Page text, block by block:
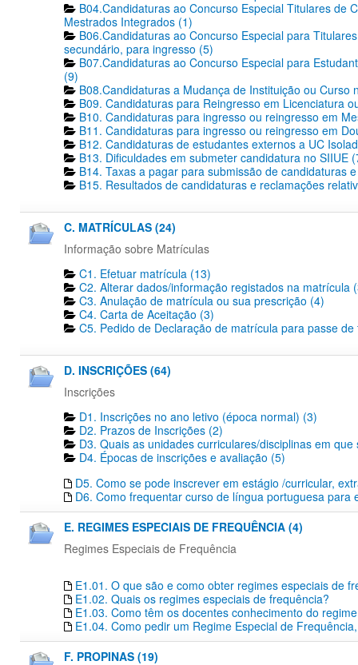
B04.Candidaturas ao Concurso Especial Titulares de
Mestrados Integrados (1)
B06.Candidaturas ao Concurso Especial para
secundário, para ingresso (5)
B07.Candidaturas ao Concurso Especial para
(9)
B08.Candidaturas a Mudança de Instituição ou
B09. Candidaturas para Reingresso em Licenciatura
B10. Candidaturas para ingresso ou reingresso em
B11. Candidaturas para ingresso ou reingresso em
B12. Candidaturas de estudantes externos a UC
B13. Dificuldades em submeter candidatura no SIIUE
B14. Taxas a pagar para submissão de candidaturas
B15. Resultados de candidaturas e reclamações
C. MATRÍCULAS (24)
Informação sobre Matrículas
C1. Efetuar matrícula (13)
C2. Alterar dados/informação registados na matrícula
C3. Anulação de matrícula ou sua prescrição (4)
C4. Carta de Aceitação (3)
C5. Pedido de Declaração de matrícula para passe
D. INSCRIÇÕES (64)
Inscrições
D1. Inscrições no ano letivo (época normal) (3)
D2. Prazos de Inscrições (2)
D3. Quais as unidades curriculares/disciplinas em
D4. Épocas de inscrições e avaliação (5)
D5. Como se pode inscrever em estágio /curricular,
D6. Como frequentar curso de língua portuguesa para
E. REGIMES ESPECIAIS DE FREQUÊNCIA (4)
Regimes Especiais de Frequência
E1.01. O que são e como obter regimes especiais de
E1.02. Quais os regimes especiais de frequência?
E1.03. Como têm os docentes conhecimento do
E1.04. Como pedir um Regime Especial de
F. PROPINAS (19)